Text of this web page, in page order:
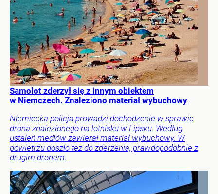
Samolot zderzył się z innym obiektem
w Niemczech. Znaleziono materiał wybuchowy
Niemiecka policja prowadzi dochodzenie w sprawie
drona znalezionego na lotnisku w Lipsku. Według
ustaleń mediów zawierał materiał wybuchowy. W
powietrzu doszło też do zderzenia, prawdopodobnie z
drugim dronem.